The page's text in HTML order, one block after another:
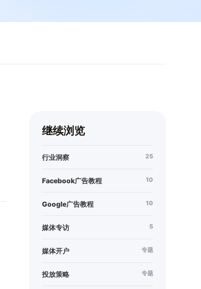
继续浏览
行业洞察 25
Facebook广告教程 10
Google广告教程 10
媒体专访 5
媒体开户 专题
投放策略 专题